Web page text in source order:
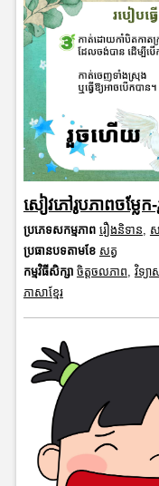
សៀវភៅរូបភាពចម្លែក-
ប្រភេទសកម្មភាព រឿងនិទាន
ប្រធានបទតាមខែ សត្វ
កម្មវិធីសិក្សា ចិត្តចលភាព វិទ្យា
ភាសាខ្មែរ